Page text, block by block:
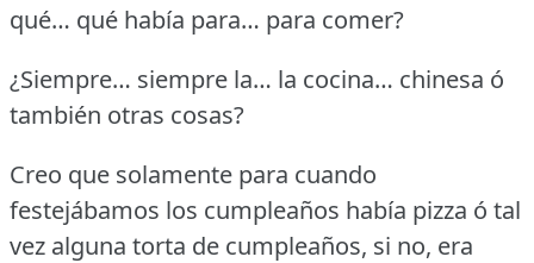
qué… qué había para… para comer?
¿Siempre… siempre la… la cocina… chinesa ó
también otras cosas?
Creo que solamente para cuando
festejábamos los cumpleaños había pizza ó tal
vez alguna torta de cumpleaños, si no, era